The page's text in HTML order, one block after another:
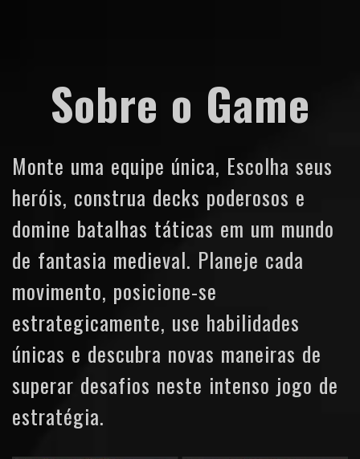
Sobre o Game
Monte uma equipe única, Escolha seus
heróis, construa decks poderosos e
domine batalhas táticas em um mundo
de fantasia medieval. Planeje cada
movimento, posicione-se
estrategicamente, use habilidades
únicas e descubra novas maneiras de
superar desafios neste intenso jogo de
estratégia.